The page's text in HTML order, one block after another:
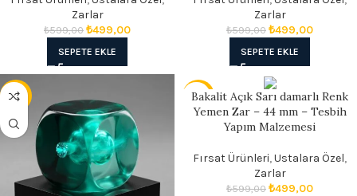
Zarlar
₺599,00 ₺499,00
SEPETE EKLE
Zarlar
₺599,00 ₺499,00
SEPETE EKLE
- 14% - 17%
Bakalit Açık Sarı damarlı Renk
Yemen Zar – 44 mm – Tesbih
Yapım Malzemesi
Fırsat Ürünleri,Ustalara Özel,
Zarlar
₺599,00 ₺499,00